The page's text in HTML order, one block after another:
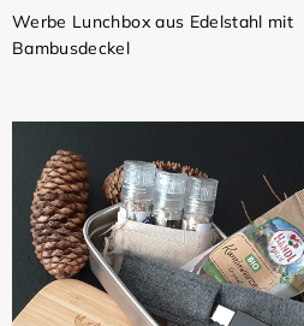
Werbe Lunchbox aus Edelstahl mit
Bambusdeckel